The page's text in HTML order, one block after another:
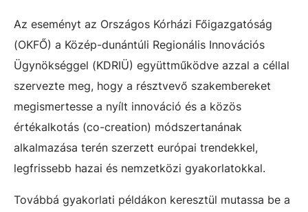
Az eseményt az Országos Kórházi Főigazgatóság
(OKFŐ) a Közép-dunántúli Regionális Innovációs
Ügynökséggel (KDRIÜ) együttműködve azzal a céllal
szervezte meg, hogy a résztvevő szakembereket
megismertesse a nyílt innováció és a közös
értékalkotás (co-creation) módszertanának
alkalmazása terén szerzett európai trendekkel,
legfrissebb hazai és nemzetközi gyakorlatokkal.
Továbbá gyakorlati példákon keresztül mutassa be a